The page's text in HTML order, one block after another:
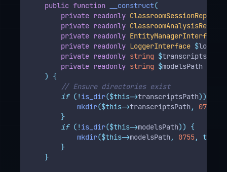
public function __construct(
private readonly
private readonly
private readonly EntityManagerInterface
private readonly LoggerInterface $logger
private readonly string $transcriptsPath
private readonly string $modelsPath
)
{
// Ensure directories exist
if (! is_dir($this->transcriptsPath))
mkdir($this->transcriptsPath , 0755
}
if (! is_dir($this->modelsPath))
{
mkdir($this->modelsPath , 0755,
true);
}
}